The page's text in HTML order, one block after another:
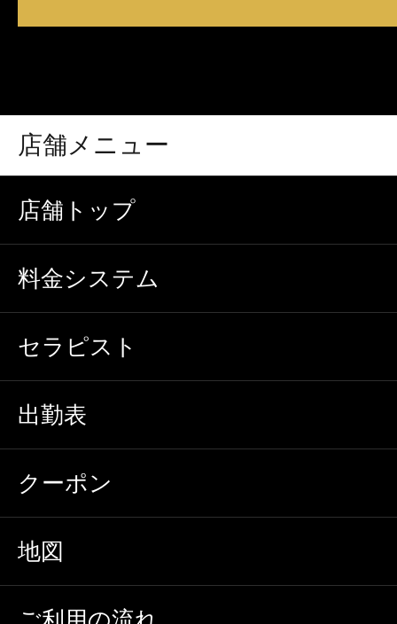
店舗メニュー
店舗トップ
料金システム
セラピスト
出勤表
クーポン
地図